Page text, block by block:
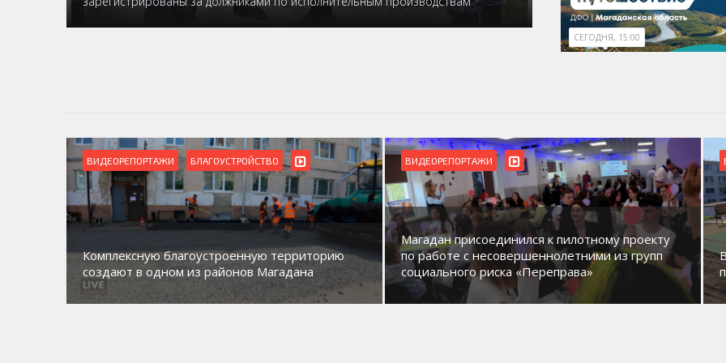
СЕГОДНЯ, 15:00
ВИДЕОРЕПОРТАЖИ
Магадан присоединился к пилотному проекту
по работе с несовершеннолетними из групп
социального риска «Переправа»
БЛАГОУСТРОЙСТВО ВИДЕОРЕПОРТАЖИ
В Магадане идет обустройство новых детских
площадок в микрорайонах.